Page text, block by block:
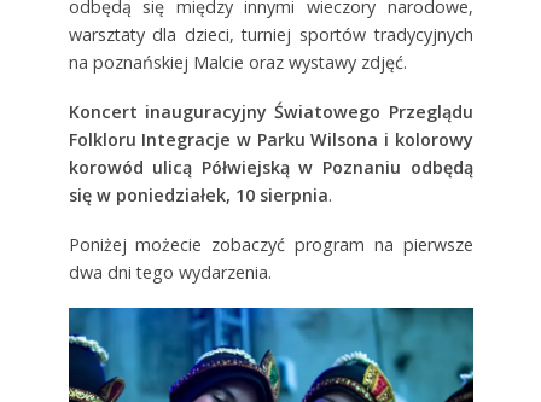
odbędą się między innymi wieczory narodowe,
warsztaty dla dzieci, turniej sportów tradycyjnych
na poznańskiej Malcie oraz wystawy zdjęć.
Koncert inauguracyjny Światowego Przeglądu
Folkloru Integracje w Parku Wilsona i kolorowy
korowód ulicą Półwiejską w Poznaniu odbędą
się w poniedziałek, 10 sierpnia.
Poniżej możecie zobaczyć program na pierwsze
dwa dni tego wydarzenia.